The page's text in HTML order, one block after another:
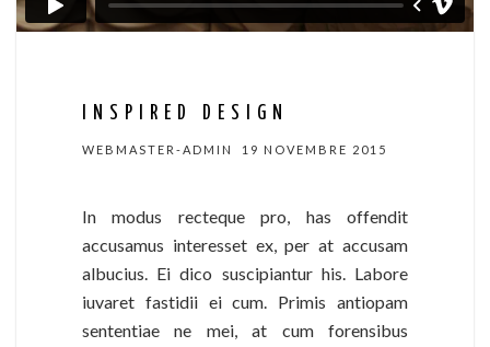
INSPIRED DESIGN
WEBMASTER-ADMIN 19 NOVEMBRE 2015
In modus recteque pro, has offendit
accusamus interesset ex, per at accusam
albucius. Ei dico suscipiantur his. Labore
iuvaret fastidii ei cum. Primis antiopam
sententiae ne mei, at cum forensibus